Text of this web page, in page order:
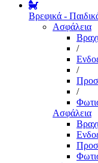
Βρεφικά -
Ασφάλεια
/
/
/
Ασφάλεια